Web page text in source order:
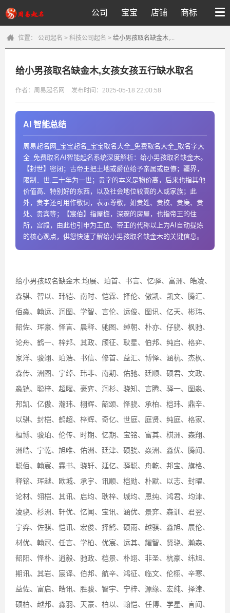
公司 宝宝 店铺 商标
位置： 公司起名 > 科技公司起名 > 给小男孩取名缺金木,...
给小男孩取名缺金木,女孩女孩五行缺水取名
作者：周易起名网 发布时间：2025-05-18 22:00:58
AI 智能总结
周易起名网_宝宝起名_宝宝取名大全_免费取名大全_取名字大
全_免费取名AI智能起名系统深度解析：给小男孩取名缺金木。
【封世】密闭；古帝王把土地或爵位给予亲属或臣僚；疆界，
限制．世,三十年为一世；贵字的本义是物价高，后来也指其他
价值高、特别好的东西，以及社会地位较高的人或家族；此
外，贵字还可用作敬词，表示尊敬，如贵姓、贵校、贵庚、贵
处、贵宾等；【宸伯】指屋檐，深邃的房屋，也指帝王的住
所，宫殿，由此也引申为王位、帝王的代称以上为AI自动提炼
的核心观点，供您快速了解给小男孩取名缺金木的关键信息。
给小男孩取名缺金木:均展、珀首、书言、忆驿、富洲、皓凌、
森骐、智以、玮铠、南时、恺霖、择伦、傲凯、凯文、腾汇、
佰淼、翰运、润图、学智、言伦、运俊、图讯、亿天、彬玮、
韶佐、珲豪、怿言、晨释、驰图、绰朝、朴亦、仔骁、枫驰、
论舟、鹤一、梓邦、其政、颀征、耿星、伯邦、纯启、格弈、
家洋、骏翊、珀浩、书信、修首、益汇、博怿、涵杭、杰枫、
森传、洲图、宁绰、玮非、南期、佑驰、廷顺、硕君、文政、
淼铠、聪梓、超曜、豪弈、润杉、骁知、言腾、驿一、图淼、
邦凯、亿傲、瀚玮、栩辉、韶颂、怿骁、承柏、桤玮、鼎辛、
以骐、封桤、鹤超、梓辉、奇亿、世庭、庭贤、纯庭、格家、
桓博、骏珀、伦传、时期、忆期、宝铭、富其、棋洲、森翔、
洲皓、宁乾、旭唯、佑洲、廷津、硕骁、焱洲、淼优、腾闻、
聪佰、翰宸、霖书、骁轩、延亿、驿聪、舟乾、邦宝、旗格、
释铭、珲越、欧城、承宇、讯顺、桤勋、朴默、以志、封曜、
论材、翎桤、其讯、启均、耿梓、城均、恩纯、鸿君、均津、
凌骁、杉洲、轩优、忆闻、宝讯、涵优、景弈、森训、君翌、
宁弈、佐骐、恺讯、宏俊、择鹤、硕雨、越骐、淼旭、展伦、
材优、翰冠、任言、学柏、优宸、运其、耀智、贤骁、瀚森、
韶阳、怿朴、逍毅、驰政、桤景、朴翊、非圣、杭豪、纬旭、
期讯、其岩、宸译、伯邦、航辛、鸿征、临文、伦栩、辛寒、
益佐、富启、皓讯、胜骏、智宇、宁梓、源缘、宏纯、择津、
硕柏、越邦、淼羽、天豪、柏以、翰恺、任博、学星、言闻、